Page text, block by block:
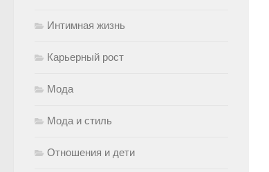
Интимная жизнь
Карьерный рост
Мода
Мода и стиль
Отношения и дети